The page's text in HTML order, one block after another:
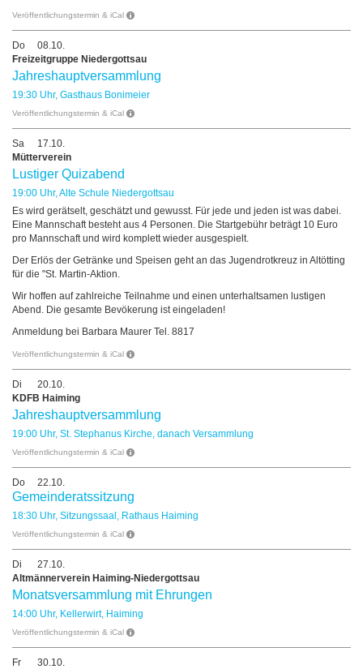
Veröffentlichungstermin & iCal
Do
08.10.
Freizeitgruppe Niedergottsau
Jahreshauptversammlung
19:30 Uhr, Gasthaus Bonimeier
Veröffentlichungstermin & iCal
Sa
17.10.
Mütterverein
Lustiger Quizabend
19:00 Uhr, Alte Schule Niedergottsau
Es wird gerätselt, geschätzt und gewusst. Für jede und jeden ist was dabei.
Eine Mannschaft besteht aus 4 Personen. Die Startgebühr beträgt 10 Euro
pro Mannschaft und wird komplett wieder ausgespielt.
Der Erlös der Getränke und Speisen geht an das Jugendrotkreuz in Altötting
für die "St. Martin-Aktion.
Wir hoffen auf zahlreiche Teilnahme und einen unterhaltsamen lustigen
Abend. Die gesamte Bevökerung ist eingeladen!
Anmeldung bei Barbara Maurer Tel. 8817
Veröffentlichungstermin & iCal
Di
20.10.
KDFB Haiming
Jahreshauptversammlung
19:00 Uhr, St. Stephanus Kirche, danach Versammlung
Veröffentlichungstermin & iCal
Do 22.10.
Gemeinderatssitzung
18:30 Uhr, Sitzungssaal, Rathaus Haiming
Veröffentlichungstermin & iCal
Di
27.10.
Altmännerverein Haiming-Niedergottsau
Monatsversammlung mit Ehrungen
14:00 Uhr, Kellerwirt, Haiming
Veröffentlichungstermin & iCal
Fr
30.10.